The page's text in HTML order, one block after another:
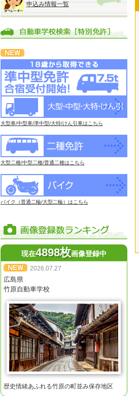
申込み情報一覧
大型車/中型車/準中型/大特/けん引車はこちら
大型二種/中型二種/普通二種はこちら
バイク（普通二輪/大型二輪）はこちら
現在4898枚画像登録中
2026.07.27
広島県
竹原自動車学校
歴史情緒あふれる竹原の町並み保存地区